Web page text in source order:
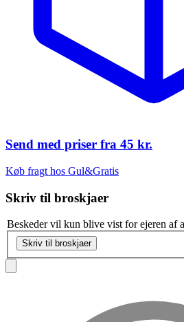
Send med priser fra 45 kr.
Køb fragt hos Gul&Gratis
Skriv til broskjaer
Beskeder vil kun blive vist for ejeren af
Skriv til broskjaer